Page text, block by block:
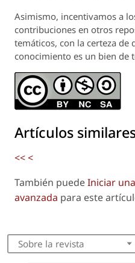
Asimismo, incentivamos a
contribuciones en otros
temáticos, con la certeza de
conocimiento es un bien de
Artículos
<<<
También puedeIniciar
avanzada para este
Sobre la revista